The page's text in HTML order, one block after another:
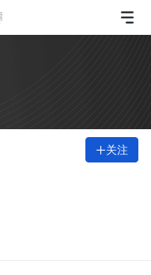
关注